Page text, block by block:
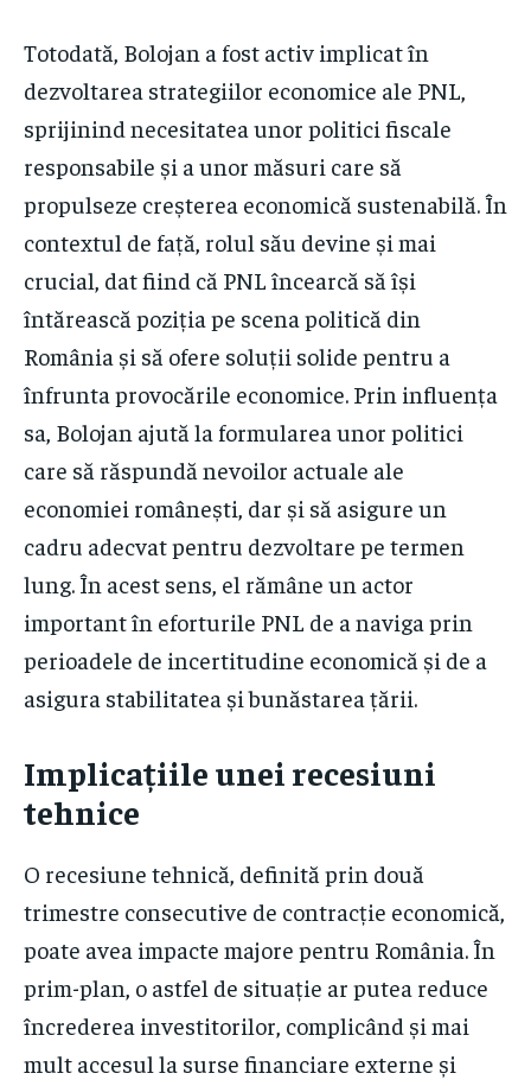
Totodată, Bolojan a fost activ implicat în
dezvoltarea strategiilor economice ale PNL,
sprijinind necesitatea unor politici fiscale
responsabile și a unor măsuri care să
propulseze creșterea economică sustenabilă. În
contextul de față, rolul său devine și mai
crucial, dat fiind că PNL încearcă să își
întărească poziția pe scena politică din
România și să ofere soluții solide pentru a
înfrunta provocările economice. Prin influența
sa, Bolojan ajută la formularea unor politici
care să răspundă nevoilor actuale ale
economiei românești, dar și să asigure un
cadru adecvat pentru dezvoltare pe termen
lung. În acest sens, el rămâne un actor
important în eforturile PNL de a naviga prin
perioadele de incertitudine economică și de a
asigura stabilitatea și bunăstarea țării.
Implicațiile unei recesiuni
tehnice
O recesiune tehnică, definită prin două
trimestre consecutive de contracție economică,
poate avea impacte majore pentru România. În
prim-plan, o astfel de situație ar putea reduce
încrederea investitorilor, complicând și mai
mult accesul la surse financiare externe și